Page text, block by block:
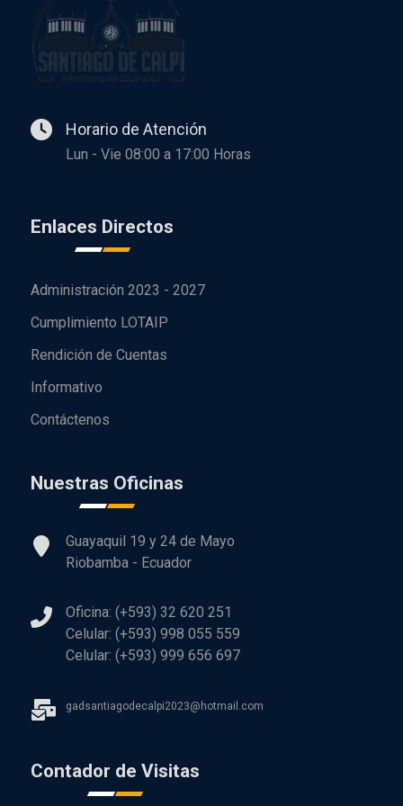
Horario de Atención
Lun - Vie 08:00 a 17:00 Horas
Enlaces Directos
Administración 2023 - 2027
Cumplimiento LOTAIP
Rendición de Cuentas
Informativo
Contáctenos
Nuestras Oficinas
Guayaquil 19 y 24 de Mayo
Riobamba - Ecuador
Oficina: (+593) 32 620 251
Celular: (+593) 998 055 559
Celular: (+593) 999 656 697
gadsantiagodecalpi2023@hotmail.com
Contador de Visitas